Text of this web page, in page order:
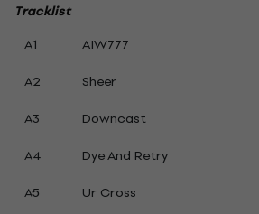
Tracklist
A1
AIW777
A2
Sheer
A3
Downcast
A4
Dye And Retry
A5
Ur Cross